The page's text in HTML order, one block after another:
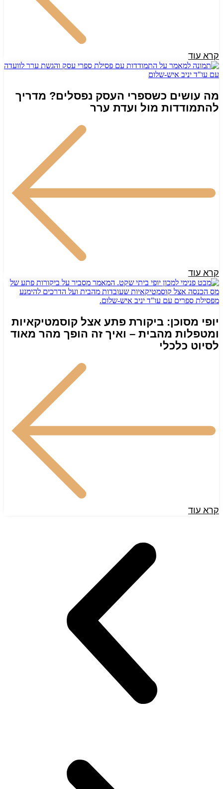
קרא עוד
מה עושים כשספרי העסק נפסלים? מדריך
להתמודדות מול ועדת ערר
קרא עוד
יופי מסוכן: ביקורת פתע אצל קוסמטיקאיות
ומטפלות מהבית – ואיך זה הופך מהר מאוד
לסיוט כלכלי
קרא עוד